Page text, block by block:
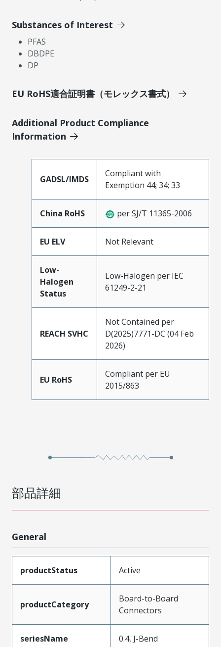
Substances of Interest
PFAS
DBDPE
DP
EU RoHS適合証明書（モレックス書式）
Additional Product Compliance
Information
GADSL/IMDS
Compliant with
Exemption 44; 34; 33
China RoHS per SJ/T 11365-2006
EU ELV Not Relevant
Low-
Halogen
Status
Low-Halogen per IEC
61249-2-21
REACH SVHC
Not Contained per
D(2025)7771-DC (04 Feb
2026)
EU RoHS
Compliant per EU
2015/863
部品詳細
General
productStatus Active
productCategory
Board-to-Board
Connectors
seriesName 0.4, J-Bend